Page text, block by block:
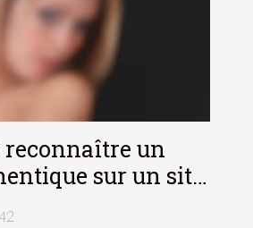
reconnaître un
sur un site
coquines ?